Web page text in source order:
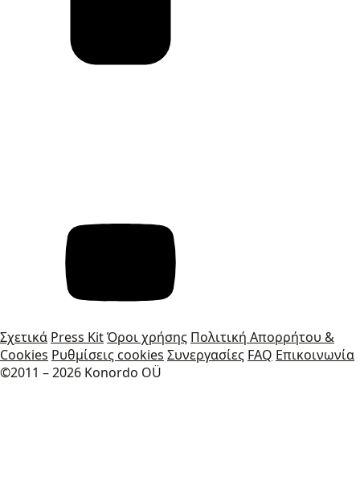
Σχετικά Press KitΌροι χρήσης Πολιτική Απορρήτου &
Cookies Ρυθμίσεις cookies Συνεργασίες FAQ Επικοινωνία
©2011 – 2026 Konordo OÜ